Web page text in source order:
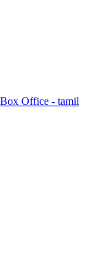
Office - tamil